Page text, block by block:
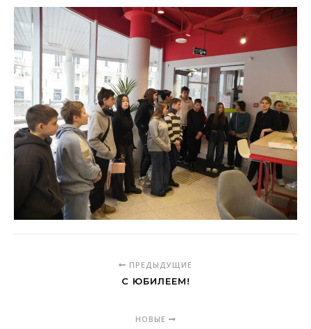
ПРЕДЫДУЩИЕ
С ЮБИЛЕЕМ!
НОВЫЕ